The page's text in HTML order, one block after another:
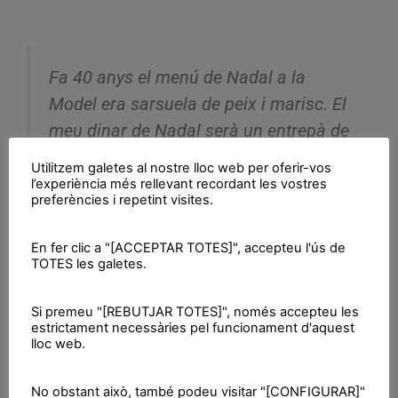
Fa 40 anys el menú de Nadal a la
Model era sarsuela de peix i marisc. El
meu dinar de Nadal serà un entrepà de
xorís i una poma, molt més bo que cap
sarsuela dins de la presó.
pic.twitter.com/SDpCH5jqvS
— Rodant fins a la República
2018
Utilitzem galetes al nostre lloc web per oferir-vos
l’experiència més rellevant recordant les vostres
preferències i repetint visites.
En fer clic a "[ACCEPTAR TOTES]", accepteu l'ús de
TOTES les galetes.
Si premeu "[REBUTJAR TOTES]", només accepteu les
estrictament necessàries pel funcionament d'aquest
lloc web.
No obstant això, també podeu visitar "[CONFIGURAR]"